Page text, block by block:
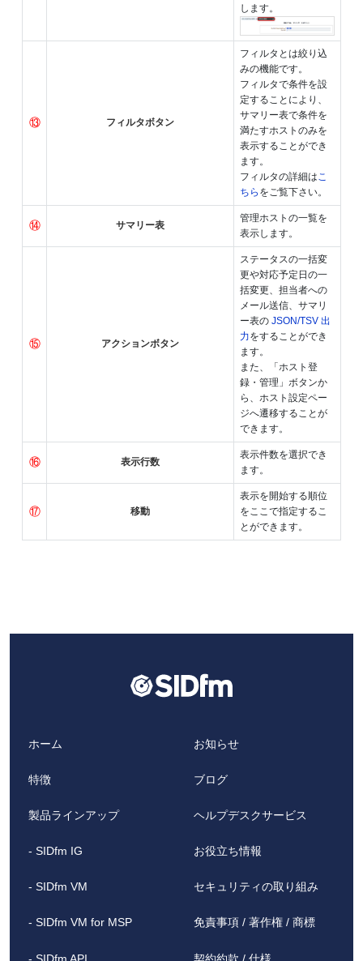
します。
⑬ フィルタボタン
フィルタとは絞り込
みの機能です。
フィルタで条件を設
定することにより、
サマリー表で条件を
満たすホストのみを
表示することができ
ます。
フィルタの詳細はこ
ちら をご覧下さい。
⑭ サマリー表
管理ホストの一覧を
表示します。
⑮ アクションボタン
ステータスの一括変
更や対応予定日の一
括変更、担当者への
メール送信、サマリ
ー表のJSON/TSV 出
力をすることができ
ます。
また、「ホスト登
録・管理」ボタンか
ら、ホスト設定ペー
ジへ遷移することが
できます。
⑯ 表示行数
表示件数を選択でき
ます。
⑰ 移動
表示を開始する順位
をここで指定するこ
とができます。
ホーム
特徴
製品ラインアップ
- SIDfm IG
- SIDfm VM
- SIDfm VM for MSP
- SIDfm API
お知らせ
ブログ
ヘルプデスクサービス
お役立ち情報
セキュリティの取り組み
免責事項 / 著作権 / 商標
契約約款 / 仕様